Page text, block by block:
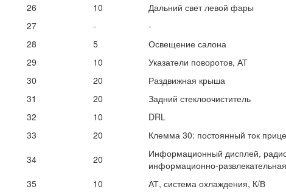
26
10
Дальний свет левой фары
27
-
-
28
5
Освещение салона
29
10
Указатели поворотов, АТ
30
20
Раздвижная крыша
31
20
Задний стеклоочиститель
32
10
DRL
33
20
Клемма 30: постоянный ток
34
20
Информационный дисплей,
информационно-
35
10 АТ, система охлаждения, К/В